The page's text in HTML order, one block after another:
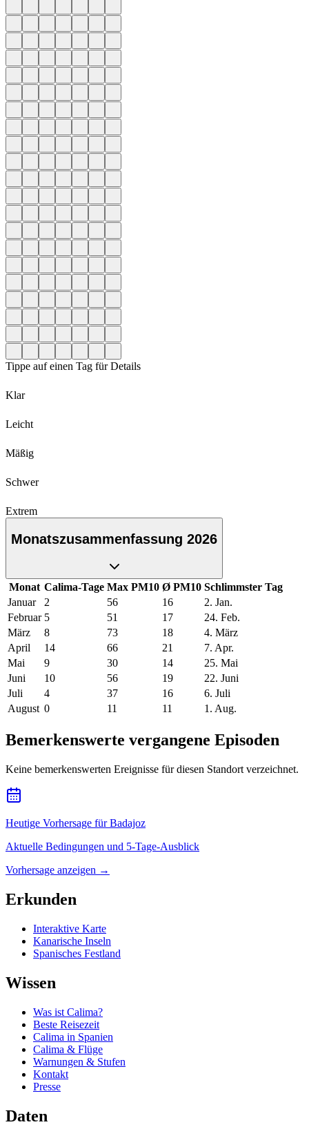
Tippe auf einen Tag für Details
Klar
Leicht
Mäßig
Schwer
Extrem
Monatszusammenfassung 2026
Monat Calima-Tage Max PM10 Ø PM10 Schlimmster Tag
Januar
2 56 16
2. Jan.
Februar 5 51 17
24. Feb.
März
8 73 18
4. März
April
14 66 21
7. Apr.
Mai
9 30 14
25. Mai
Juni
10 56 19
22. Juni
Juli
4 37 16
6. Juli
August 0 11 11 1. Aug.
Bemerkenswerte vergangene Episoden
Keine bemerkenswerten Ereignisse für diesen Standort verzeichnet.
Heutige Vorhersage für Badajoz
Aktuelle Bedingungen und 5-Tage-Ausblick
Vorhersage anzeigen →
Erkunden
Interaktive Karte
Kanarische Inseln
Spanisches Festland
Wissen
Was ist Calima?
Beste Reisezeit
Calima in Spanien
Calima & Flüge
Warnungen & Stufen
Kontakt
Presse
Daten